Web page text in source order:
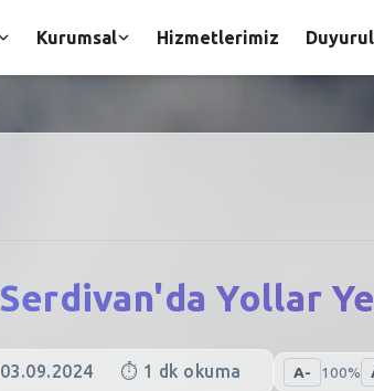
Serdivan'da Yollar
03.09.2024 ⏱️ 1 dk okuma A- 100%
Kurumsal Hizmetlerimiz